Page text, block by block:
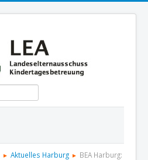
Aktuelles Termine
Aktuelles Harburg
BEA Harburg: